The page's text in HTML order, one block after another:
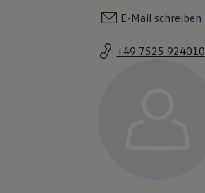
E-Mail schreiben
+49 7525 924010